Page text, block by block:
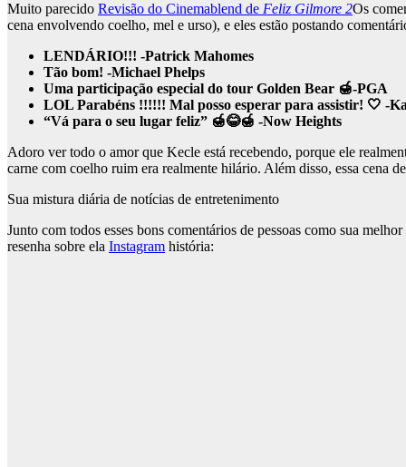
Muito parecido Revisão do Cinemablend de Feliz Gilmore 2Os
cena envolvendo coelho, mel e urso), e eles estão postando
LENDÁRIO!!! -Patrick Mahomes
Tão bom! -Michael Phelps
Uma participação especial do tour Golden Bear 🍯-PGA
LOL Parabéns !!!!!! Mal posso esperar para assistir! 🤍 -
“Vá para o seu lugar feliz” 🍯😂🍯 -Now Heights
Adoro ver todo o amor que Kecle está recebendo, porque ele
carne com coelho ruim era realmente hilário. Além disso, essa cena
Sua mistura diária de notícias de entretenimento
Junto com todos esses bons comentários de pessoas como sua
resenha sobre ela Instagram história: